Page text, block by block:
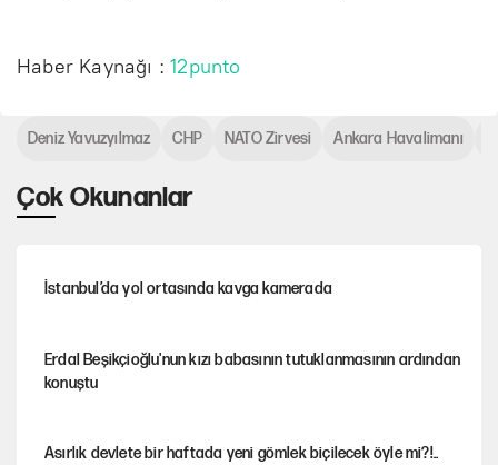
Haber Kaynağı :12punto
Çok Okunanlar
İstanbul’da yol ortasında kavga kamerada
Erdal Beşikçioğlu'nun kızı babasının tutuklanmasının ardından
konuştu
Asırlık devlete bir haftada yeni gömlek biçilecek öyle mi?!..
Deniz Yavuzyılmaz CHP NATO Zirvesi Ankara Havalimanı